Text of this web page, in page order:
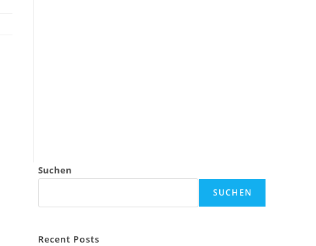
Suchen
SUCHEN
Recent Posts